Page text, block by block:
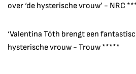
over ‘de hysterische vrouw’ - NRC
‘Valentina Tóth brengt een
hysterische vrouw - Trouw *****